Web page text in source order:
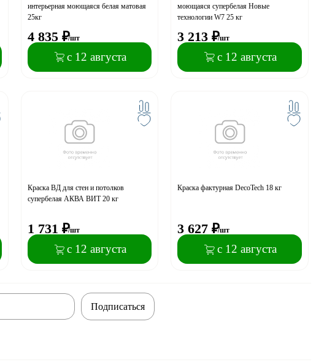
интерьерная моющаяся белая матовая
25кг
4 835 ₽/шт
с 12 августа
моющаяся супербелая Новые
технологии W7 25 кг
3 213 ₽/шт
с 12 августа
Краска ВД для стен и потолков
супербелая АКВА ВИТ 20 кг
1 731 ₽/шт
с 12 августа
Краска фактурная DecoTech 18 кг
3 627 ₽/шт
с 12 августа
Подписаться